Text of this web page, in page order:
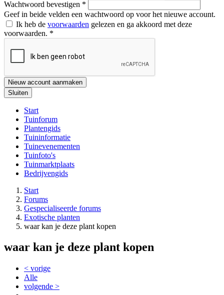
Wachtwoord bevestigen *
Geef in beide velden een wachtwoord op voor het nieuwe account.
Ik heb de voorwaarden gelezen en ga akkoord met deze
voorwaarden. *
Nieuw account aanmaken
Sluiten
Start
Tuinforum
Plantengids
Tuininformatie
Tuinevenementen
Tuinfoto's
Tuinmarktplaats
Bedrijvengids
Start
Forums
Gespecialiseerde forums
Exotische planten
waar kan je deze plant kopen
waar kan je deze plant kopen
< vorige
Alle
volgende >